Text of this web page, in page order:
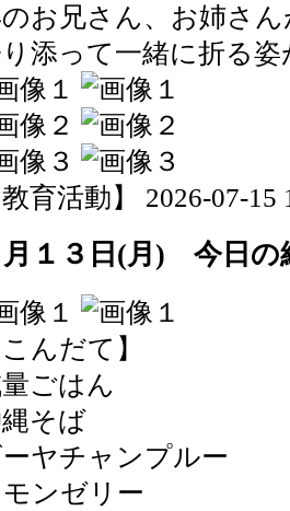
お兄さん、お姉さ
添って一緒に折る
教育活動】 2026-07-15
月１３日(月) 今日の
こんだて】
ごはん
そば
ーヤチャンプルー
ンゼリー